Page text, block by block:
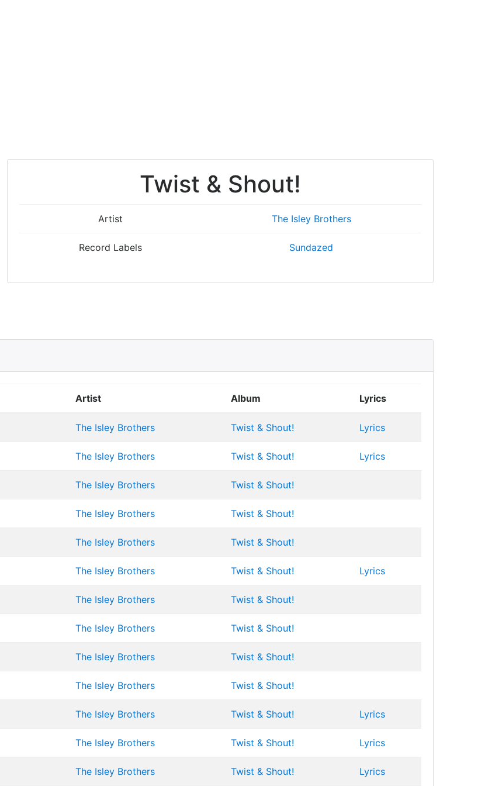
Twist & Shout!
Artist The Isley Brothers
Record Labels Sundazed
Artist Album Lyrics
The Isley Brothers Twist & Shout! Lyrics
The Isley Brothers Twist & Shout! Lyrics
The Isley Brothers Twist & Shout!
The Isley Brothers Twist & Shout!
The Isley Brothers Twist & Shout!
The Isley Brothers Twist & Shout! Lyrics
The Isley Brothers Twist & Shout!
The Isley Brothers Twist & Shout!
The Isley Brothers Twist & Shout!
The Isley Brothers Twist & Shout!
The Isley Brothers Twist & Shout! Lyrics
The Isley Brothers Twist & Shout! Lyrics
The Isley Brothers Twist & Shout! Lyrics